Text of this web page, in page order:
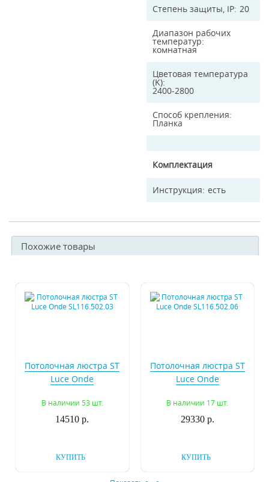
Степень защиты, IP 20
Диапазон рабочих
температур
комнатная
Цветовая температура
(K)
2400-2800
Способ крепления
Планка
Комплектация
Инструкция есть
Похожие товары
Потолочная люстра ST
Luce Onde
В наличии 53 шт.
14510 р.
КУПИТЬ
Потолочная люстра ST
Luce Onde
В наличии 17 шт.
29330 р.
КУПИТЬ